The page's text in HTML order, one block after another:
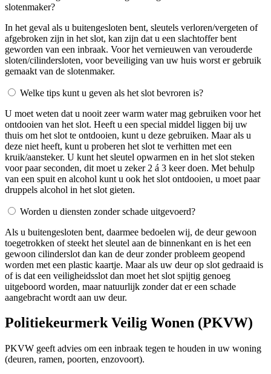
slotenmaker?
In het geval als u buitengesloten bent, sleutels verloren/vergeten of
afgebroken zijn in het slot, kan zijn dat u een slachtoffer bent
geworden van een inbraak. Voor het vernieuwen van verouderde
sloten/cilindersloten, voor beveiliging van uw huis worst er gebruik
gemaakt van de slotenmaker.
Welke tips kunt u geven als het slot bevroren is?
U moet weten dat u nooit zeer warm water mag gebruiken voor het
ontdooien van het slot. Heeft u een special middel liggen bij uw
thuis om het slot te ontdooien, kunt u deze gebruiken. Maar als u
deze niet heeft, kunt u proberen het slot te verhitten met een
kruik/aansteker. U kunt het sleutel opwarmen en in het slot steken
voor paar seconden, dit moet u zeker 2 á 3 keer doen. Met behulp
van een spuit en alcohol kunt u ook het slot ontdooien, u moet paar
druppels alcohol in het slot gieten.
Worden u diensten zonder schade uitgevoerd?
Als u buitengesloten bent, daarmee bedoelen wij, de deur gewoon
toegetrokken of steekt het sleutel aan de binnenkant en is het een
gewoon cilinderslot dan kan de deur zonder probleem geopend
worden met een plastic kaartje. Maar als uw deur op slot gedraaid is
of is dat een veiligheidsslot dan moet het slot spijtig genoeg
uitgeboord worden, maar natuurlijk zonder dat er een schade
aangebracht wordt aan uw deur.
Politiekeurmerk Veilig Wonen (PKVW)
PKVW geeft advies om een inbraak tegen te houden in uw woning
(deuren, ramen, poorten, enzovoort).